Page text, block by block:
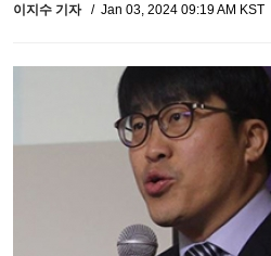
이지수 기자 Jan 03, 2024 09:19 AM KST